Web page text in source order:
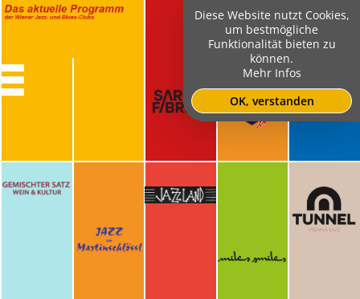
Diese Website nutzt Cookies,
um bestmögliche
Funktionalität bieten zu
können.
Mehr Infos
OK, verstanden